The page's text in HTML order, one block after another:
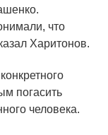
что
Харитонов.
погасить
человека.